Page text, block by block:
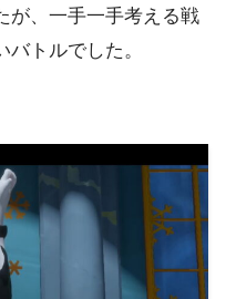
が、一手一手考える戦
トルでした。